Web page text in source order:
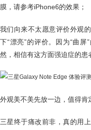
膜，请参考iPhone6的效果；
我们向来不太愿意评价外观
下“漂亮”的评价。因为“曲屏
然，相信有这方面强迫症的患
外观美不美先放一边，值得肯
三星终于痛改前非，真的用